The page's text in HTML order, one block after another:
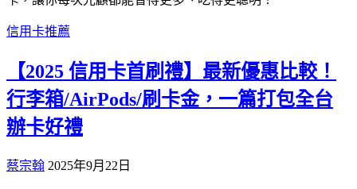
信用卡推薦
【2025 信用卡首刷禮】最新優惠比較！
行李箱/AirPods/刷卡金，一篇打包全台
辦卡好禮
蔡宗翰 2025年9月22日